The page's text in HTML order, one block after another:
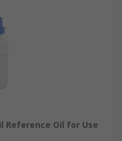
Reference Oil for Use